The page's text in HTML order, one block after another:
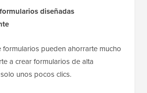
diseñadas
formularios pueden ahorrarte mucho
a crear formularios de alta
unos pocos clics.